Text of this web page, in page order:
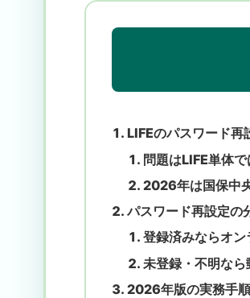
LIFEのパスワード再
問題はLIFE単体
2026年は国保中
パスワード再設定の
登録済みならオ
未登録・不明な
2026年版の実務手